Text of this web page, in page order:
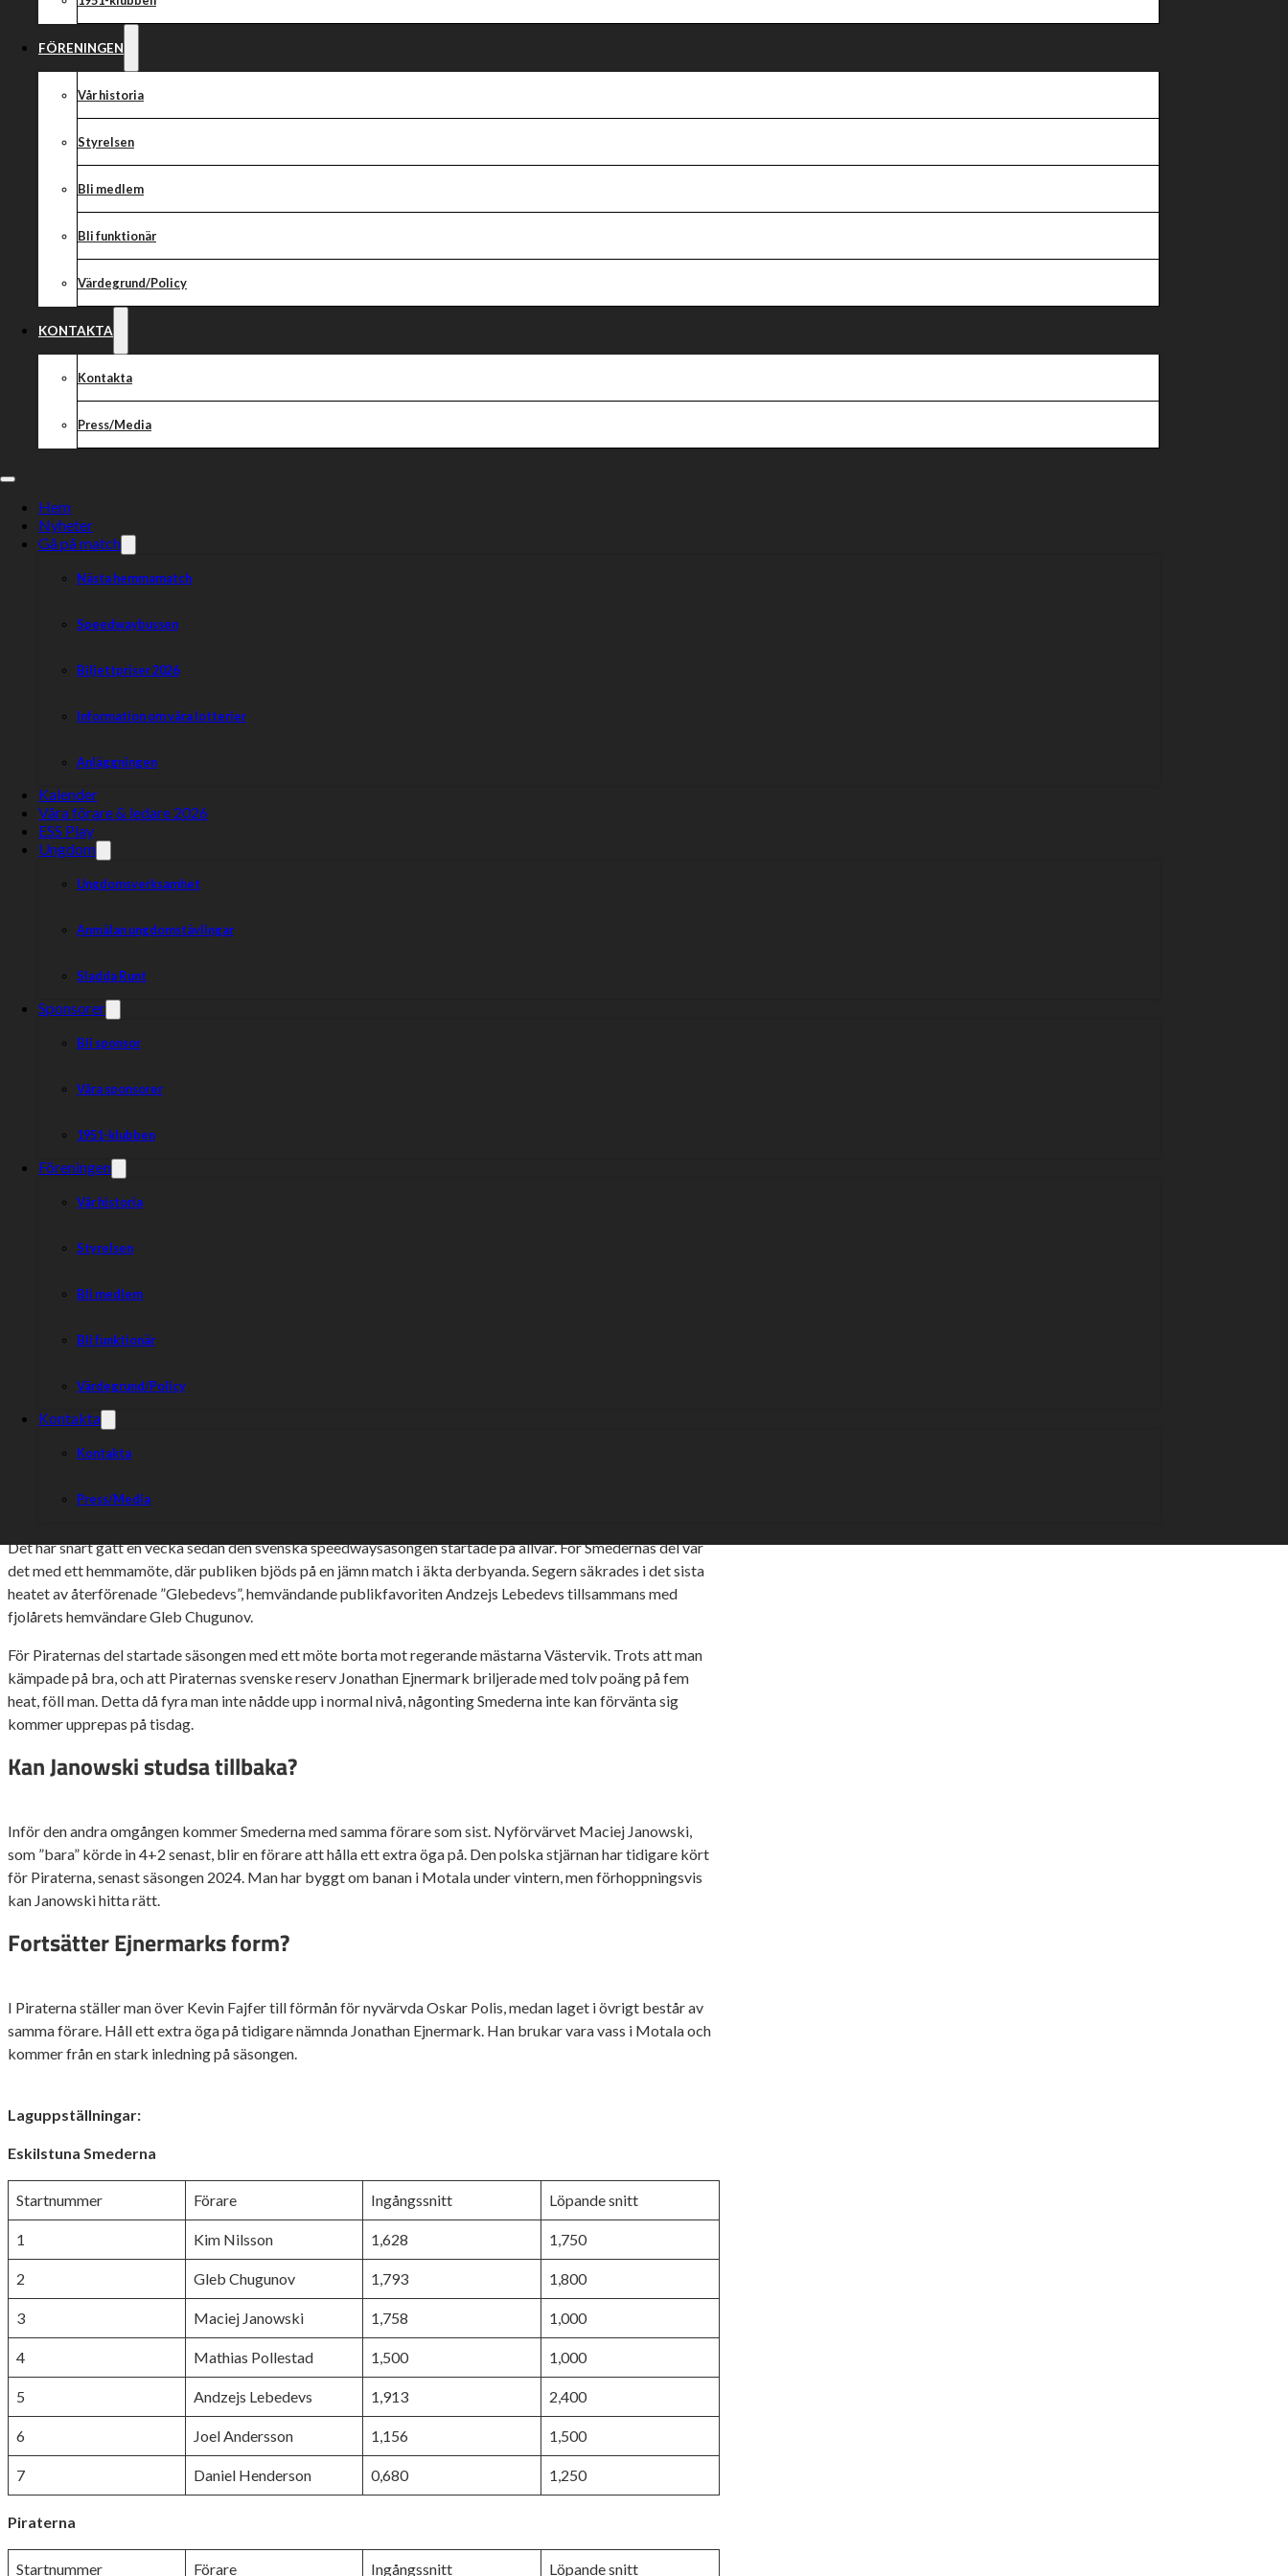
FÖRENINGEN
Vår historia
Styrelsen
Bli medlem
Bli funktionär
Värdegrund/Policy
KONTAKTA
Kontakta
Press/Media
Hem
Nyheter
Gå på match
Nästa hemmamatch
Speedwaybussen
Biljettpriser 2026
Information om våra lotterier
Anläggningen
Kalender
Våra förare & ledare 2026
ESS Play
Ungdom
Ungdomsverksamhet
Anmälan ungdomstävlingar
Sladda Runt
Sponsorer
Bli sponsor
Våra sponsorer
1951-klubben
Föreningen
Vår historia
Styrelsen
Bli medlem
Bli funktionär
Värdegrund/Policy
Kontakta
Kontakta
Press/Media
Efter förra veckans premiärvinst hemma mot Indianerna, bär det nu av mot säsongens första
Det har snart gått en vecka sedan den svenska speedwaysäsongen startade på allvar. För Smedernas del var
det med ett hemmamöte, där publiken bjöds på en jämn match i äkta derbyanda. Segern säkrades i det sista
heatet av återförenade ”Glebedevs”, hemvändande publikfavoriten Andzejs Lebedevs tillsammans med
fjolårets hemvändare Gleb Chugunov.
För Piraternas del startade säsongen med ett möte borta mot regerande mästarna Västervik. Trots att man
kämpade på bra, och att Piraternas svenske reserv Jonathan Ejnermark briljerade med tolv poäng på fem
heat, föll man. Detta då fyra man inte nådde upp i normal nivå, någonting Smederna inte kan förvänta sig
kommer upprepas på tisdag.
Kan Janowski studsa tillbaka?
Inför den andra omgången kommer Smederna med samma förare som sist. Nyförvärvet Maciej Janowski,
som ”bara” körde in 4+2 senast, blir en förare att hålla ett extra öga på. Den polska stjärnan har tidigare kört
för Piraterna, senast säsongen 2024. Man har byggt om banan i Motala under vintern, men förhoppningsvis
kan Janowski hitta rätt.
Fortsätter Ejnermarks form?
I Piraterna ställer man över Kevin Fajfer till förmån för nyvärvda Oskar Polis, medan laget i övrigt består av
samma förare. Håll ett extra öga på tidigare nämnda Jonathan Ejnermark. Han brukar vara vass i Motala och
kommer från en stark inledning på säsongen.
Laguppställningar:
Eskilstuna Smederna
Startnummer Förare Ingångssnitt Löpande snitt
1 Kim Nilsson 1,628 1,750
2 Gleb Chugunov 1,793 1,800
3 Maciej Janowski 1,758 1,000
4 Mathias Pollestad 1,500 1,000
5 Andzejs Lebedevs 1,913 2,400
6 Joel Andersson 1,156 1,500
7 Daniel Henderson 0,680 1,250
Piraterna
Startnummer Förare Ingångssnitt Löpande snitt